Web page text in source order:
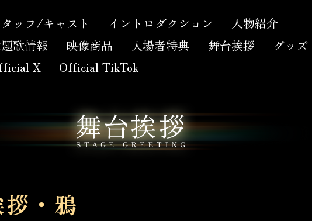
ッフ/キャスト イントロダクション
人物紹介
歌情報
映像商品 入場者特典 舞台挨拶
グッズ
X
Official TikTok
・鴉